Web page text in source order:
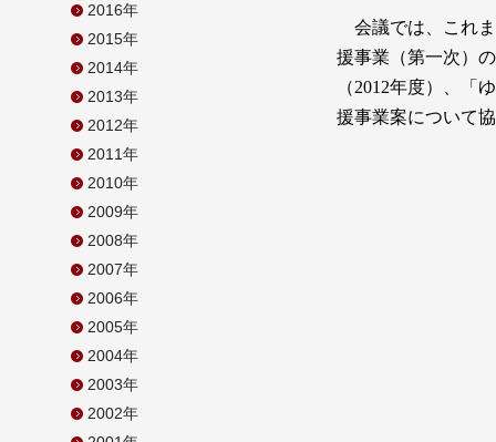
2016年
2015年
2014年
2013年
2012年
2011年
2010年
2009年
2008年
2007年
2006年
2005年
2004年
2003年
2002年
会議では、これま
援事業（第一次）
（2012年度）、「
援事業案について